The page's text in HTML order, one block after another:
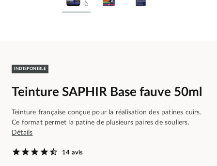
INDISPONIBLE
Teinture SAPHIR Base fauve 50ml
Teinture française conçue pour la réalisation des patines cuirs.
Ce format permet la patine de plusieurs paires de souliers.
Détails
14 avis